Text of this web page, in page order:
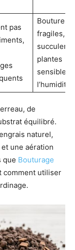
pas
Boutures
fragiles,
plantes
sensibles
l’humidité
de
équilibré.
naturel,
une aération
que Bouturage
comment utiliser